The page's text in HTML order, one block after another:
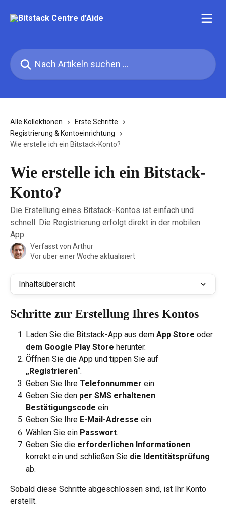
Nach Artikeln suchen …
Alle Kollektionen
Erste Schritte
Registrierung & Kontoeinrichtung
Wie erstelle ich ein Bitstack-Konto?
Wie erstelle ich ein Bitstack-
Konto?
Die Erstellung eines Bitstack-Kontos ist einfach und
schnell. Die Registrierung erfolgt direkt in der mobilen
App.
Verfasst von Arthur
Vor über einer Woche aktualisiert
Inhaltsübersicht
Schritte zur Erstellung Ihres Kontos
Laden Sie die Bitstack-App aus dem App Store oder
dem Google Play Store herunter.
Öffnen Sie die App und tippen Sie auf
„Registrieren“.
Geben Sie Ihre Telefonnummer ein.
Geben Sie den per SMS erhaltenen
Bestätigungscode ein.
Geben Sie Ihre E-Mail-Adresse ein.
Wählen Sie ein Passwort.
Geben Sie die erforderlichen Informationen
korrekt ein und schließen Sie die Identitätsprüfung
ab.
Sobald diese Schritte abgeschlossen sind, ist Ihr Konto
erstellt.